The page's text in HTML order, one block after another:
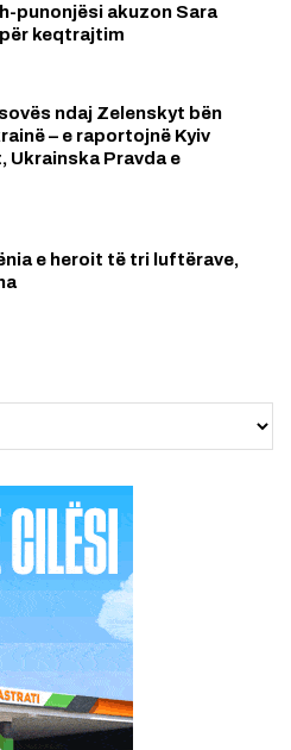
punonjësi akuzon Sara
keqtrajtim
ndaj Zelenskyt bën
– e raportojnë Kyiv
Ukrainska Pravda e
e heroit të tri luftërave,